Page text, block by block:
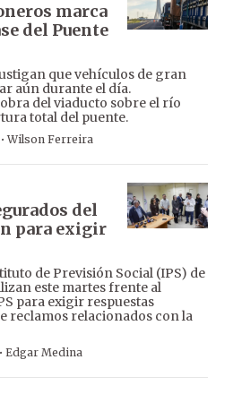
marca
del Puente
que vehículos de gran
aún durante el día.
del viaducto sobre el río
total del puente.
·Wilson Ferreira
del
para exigir
de Previsión Social (IPS) de
este martes frente al
para exigir respuestas
reclamos relacionados con la
· Edgar Medina